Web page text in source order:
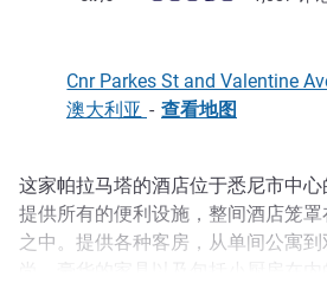
Cnr Parkes St and Valentine
澳大利亚 - 查看地图
描述
这家帕拉马塔的酒店位于悉尼市中心
提供所有的便利设施，整间酒店笼
之中。提供各种客房，从单间公寓